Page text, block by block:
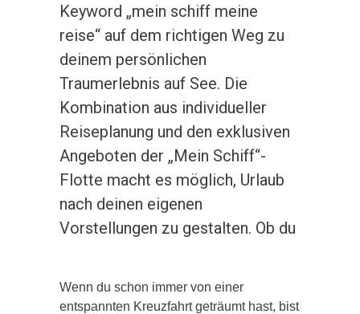
Keyword „mein schiff meine
reise“ auf dem richtigen Weg zu
deinem persönlichen
Traumerlebnis auf See. Die
Kombination aus individueller
Reiseplanung und den exklusiven
Angeboten der „Mein Schiff“-
Flotte macht es möglich, Urlaub
nach deinen eigenen
Vorstellungen zu gestalten. Ob du
Wenn du schon immer von einer
entspannten Kreuzfahrt geträumt hast, bist